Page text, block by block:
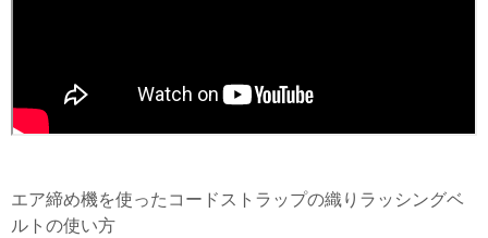
エア締め機を使ったコードストラップの織りラッシングベ
ルトの使い方